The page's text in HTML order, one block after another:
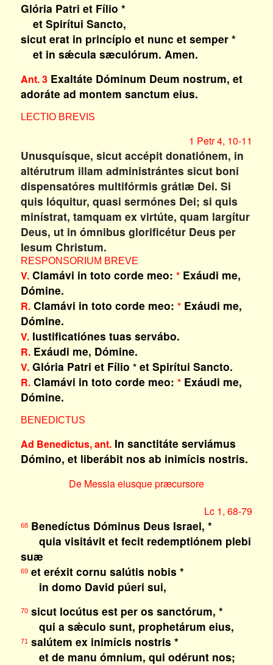
Glória Patri et Fílio *
et Spirítui Sancto,
sicut erat in princípio et nunc et semper *
et in sǽcula sæculórum. Amen.
Ant. 3Exaltáte Dóminum Deum nostrum, et
adoráte ad montem sanctum eius.
LECTIO BREVIS
1 Petr 4, 10-11
Unusquísque, sicut accépit donatiónem, in
altérutrum illam administrántes sicut boni
dispensatóres multifórmis grátiæ Dei. Si
quis lóquitur, quasi sermónes Dei; si quis
minístrat, tamquam ex virtúte, quam largítur
Deus, ut in ómnibus glorificétur Deus per
Iesum Christum.
RESPONSORIUM BREVE
V.Clamávi in toto corde meo: *Exáudi me,
Dómine.
R.Clamávi in toto corde meo: *Exáudi me,
Dómine.
V.Iustificatiónes tuas servábo.
R.Exáudi me, Dómine.
V.Glória Patri et Fílio *et Spirítui Sancto.
R.Clamávi in toto corde meo: *Exáudi me,
Dómine.
BENEDICTUS
Ad Benedictus, ant. In sanctitáte serviámus
Dómino, et liberábit nos ab inimícis nostris.
De Messia eiusque præcursore
Lc 1, 68-79
68Benedíctus Dóminus Deus Israel, *
quia visitávit et fecit redemptiónem plebi
suæ
69et eréxit cornu salútis nobis *
in domo David púeri sui,
70sicut locútus est per os sanctórum, *
qui a sǽculo sunt, prophetárum eius,
71salútem ex inimícis nostris *
et de manu ómnium, qui odérunt nos;